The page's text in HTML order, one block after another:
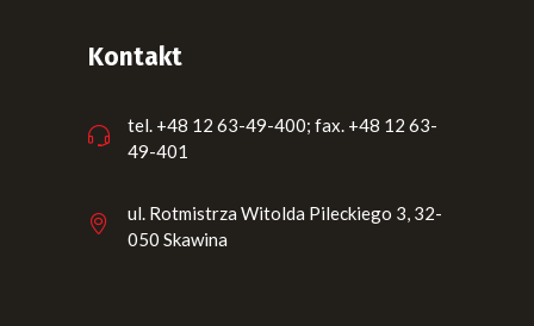
Kontakt
tel. +48 12 63-49-400; fax. +48 12 63-
49-401
ul. Rotmistrza Witolda Pileckiego 3, 32-
050 Skawina